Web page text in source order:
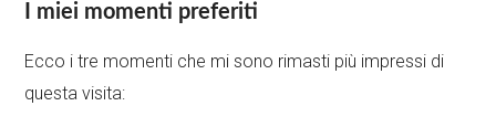
I miei momenti preferiti
Ecco i tre momenti che mi sono rimasti più impressi di
questa visita: